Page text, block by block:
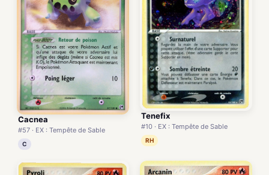
Cacnea
#57 · EX : Tempête de Sable
C
Tenefix
#10 · EX : Tempête de Sable
RH